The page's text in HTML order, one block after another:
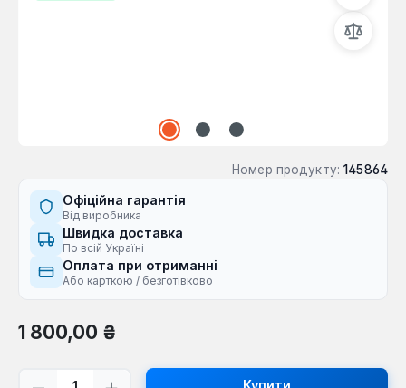
Номер продукту: 145864
Офіційна гарантія
Від виробника
Швидка доставка
По всій Україні
Оплата при отриманні
Або карткою / безготівково
Звичайна ціна:
1 800,00 ₴
Кількість товару: Введіть потрібну